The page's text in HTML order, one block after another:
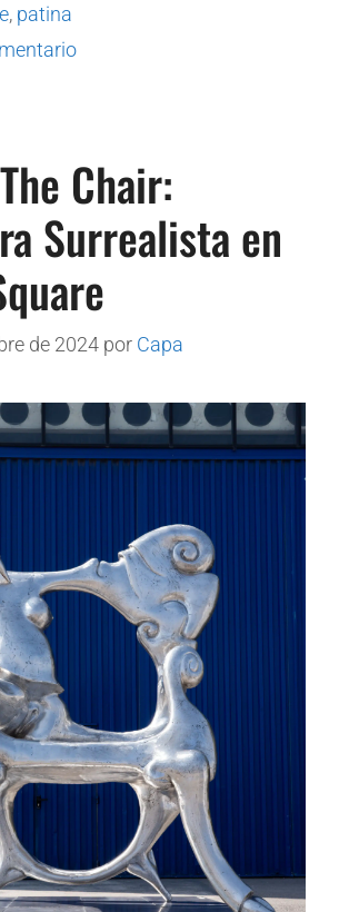
, patina
Chair:
Surrealista en
de 2024 por Capa